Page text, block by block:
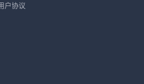
户协议